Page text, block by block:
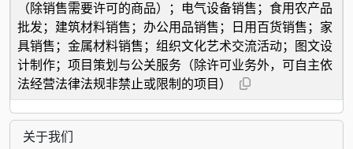
（除销售需要许可的商品）；电气设备销售；食用农产品
批发；建筑材料销售；办公用品销售；日用百货销售；家
具销售；金属材料销售；组织文化艺术交流活动；图文设
计制作；项目策划与公关服务（除许可业务外，可自主依
法经营法律法规非禁止或限制的项目）
关于我们